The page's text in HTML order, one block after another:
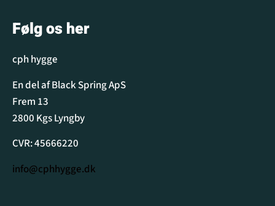
Følg os her
cph hygge
En del af Black Spring ApS
Frem 13
2800 Kgs Lyngby
CVR: 45666220
info@cphhygge.dk